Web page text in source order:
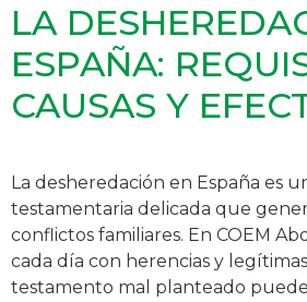
LA
ESPAÑA:
CAUSAS Y
La desheredación en España es
testamentaria delicada que
conflictos familiares. En COEM
cada día con herencias y
testamento mal planteado